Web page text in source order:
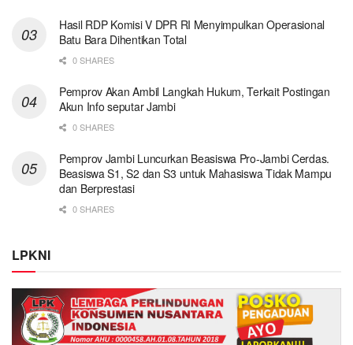
Hasil RDP Komisi V DPR RI Menyimpulkan Operasional
Batu Bara Dihentikan Total
0 SHARES
Pemprov Akan Ambil Langkah Hukum, Terkait Postingan
Akun Info seputar Jambi
0 SHARES
Pemprov Jambi Luncurkan Beasiswa Pro-Jambi Cerdas.
Beasiswa S1, S2 dan S3 untuk Mahasiswa Tidak Mampu
dan Berprestasi
0 SHARES
LPKNI